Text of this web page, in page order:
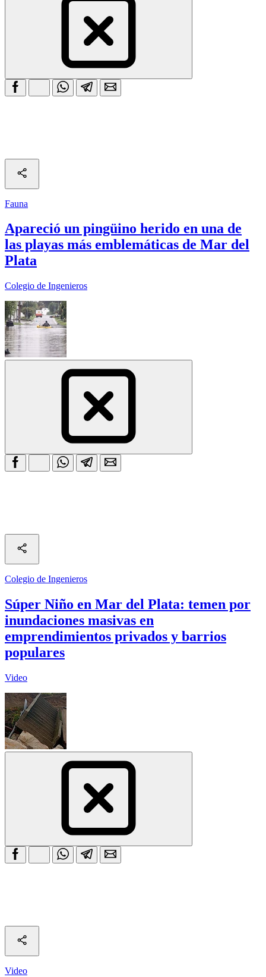
Fauna
Apareció un pingüino herido en una de
las playas más emblemáticas de Mar del
Plata
Colegio de Ingenieros
Colegio de Ingenieros
Súper Niño en Mar del Plata: temen por
inundaciones masivas en
emprendimientos privados y barrios
populares
Video
Video